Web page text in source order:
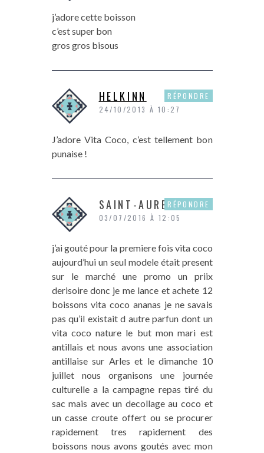
j’adore cette boisson
c’est super bon
gros gros bisous
HELKINN
24/10/2013 À 10:27
J’adore Vita Coco, c’est tellement bon
punaise !
RÉPONDRE
SAINT-AURET
03/07/2016 À 12:05
j’ai gouté pour la premiere fois vita coco
aujourd’hui un seul modele était present
sur le marché une promo un priix
derisoire donc je me lance et achete 12
boissons vita coco ananas je ne savais
pas qu’il existait d autre parfun dont un
vita coco nature le but mon mari est
antillais et nous avons une association
antillaise sur Arles et le dimanche 10
juillet nous organisons une journée
culturelle a la campagne repas tiré du
sac mais avec un decollage au coco et
un casse croute offert ou se procurer
rapidement tres rapidement des
boissons nous avons goutés avec mon
RÉPONDRE